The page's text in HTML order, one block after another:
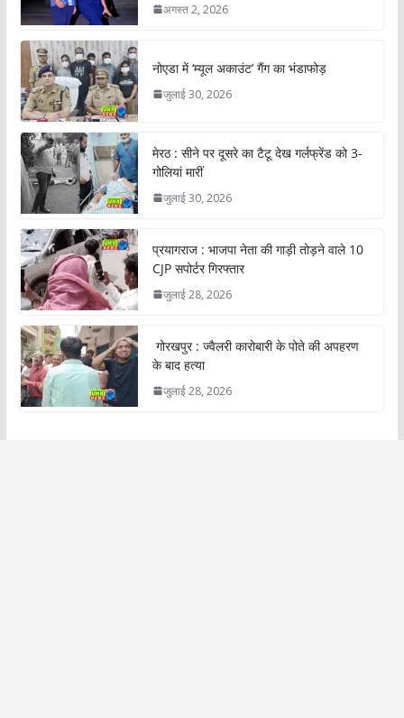
अगस्त 2, 2026
नोएडा में ‘म्यूल अकाउंट’ गैंग का भंडाफोड़
जुलाई 30, 2026
मेरठ : सीने पर दूसरे का टैटू देख गर्लफ्रेंड को 3-
गोलियां मारीं
जुलाई 30, 2026
प्रयागराज : भाजपा नेता की गाड़ी तोड़ने वाले 10
CJP सपोर्टर गिरफ्तार
जुलाई 28, 2026
गोरखपुर : ज्वैलरी कारोबारी के पोते की अपहरण
के बाद हत्या
जुलाई 28, 2026